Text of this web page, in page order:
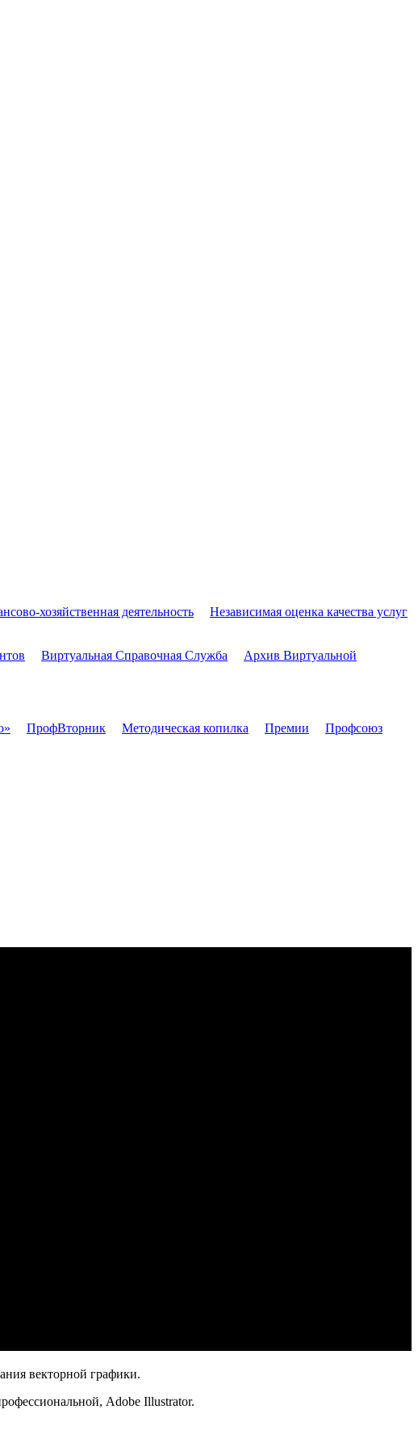
хозяйственная деятельность
Независимая оценка качества услуг
Виртуальная Справочная Служба
Архив Виртуальной
ПрофВторник Методическая копилка Премии
Профсоюз
векторной графики.
Adobe Illustrator.